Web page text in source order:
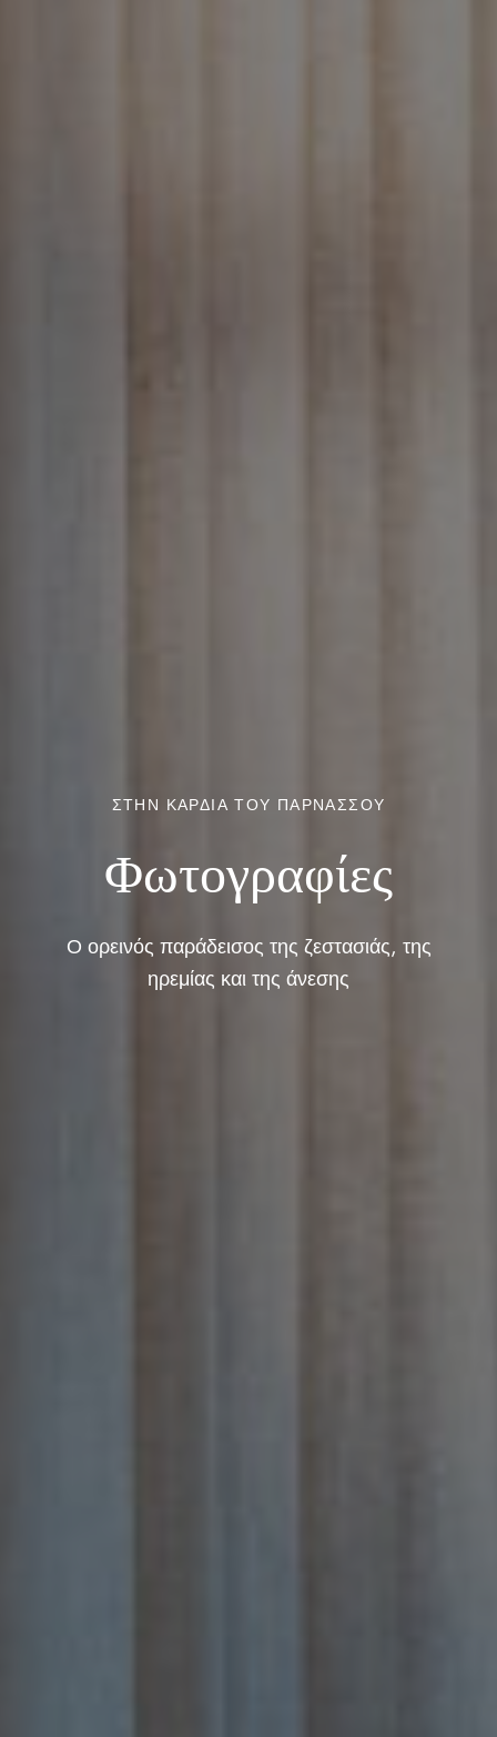
ΣΤΗΝ ΚΑΡΔΙΆ ΤΟΥ ΠΑΡΝΑΣΣΟΎ
Φωτογραφίες
Ο ορεινός παράδεισος της ζεστασιάς, της
ηρεμίας και της άνεσης